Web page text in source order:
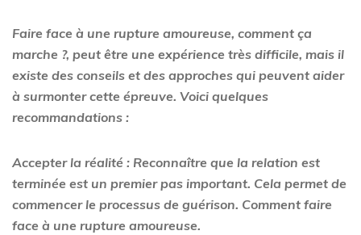
Faire face à une rupture amoureuse, comment ça
marche ?, peut être une expérience très difficile, mais il
existe des conseils et des approches qui peuvent aider
à surmonter cette épreuve. Voici quelques
recommandations :
Accepter la réalité : Reconnaître que la relation est
terminée est un premier pas important. Cela permet de
commencer le processus de guérison. Comment faire
face à une rupture amoureuse.